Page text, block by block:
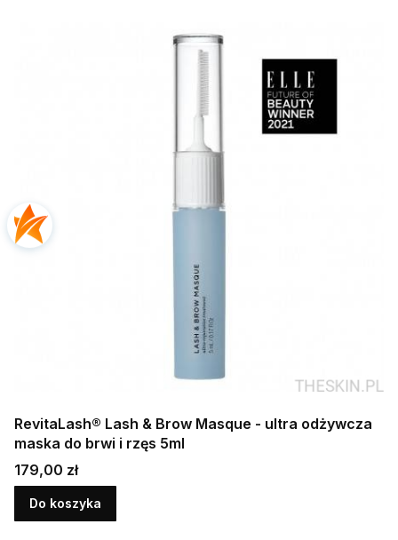
RevitaLash® Lash & Brow Masque - ultra odżywcza
maska do brwi i rzęs 5ml
Cena
179,00 zł
Do koszyka